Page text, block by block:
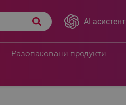
AI асистент
Разопаковани продукти